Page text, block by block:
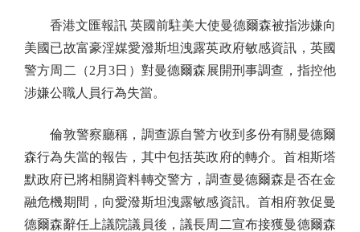
香港文匯報訊 英國前駐美大使曼德爾森被指涉嫌向
美國已故富豪淫媒愛潑斯坦洩露英政府敏感資訊，英國
警方周二（2月3日）對曼德爾森展開刑事調查，指控他
涉嫌公職人員行為失當。
倫敦警察廳稱，調查源自警方收到多份有關曼德爾
森行為失當的報告，其中包括英政府的轉介。首相斯塔
默政府已將相關資料轉交警方，調查曼德爾森是否在金
融危機期間，向愛潑斯坦洩露敏感資訊。首相府敦促曼
德爾森辭任上議院議員後，議長周二宣布接獲曼德爾森